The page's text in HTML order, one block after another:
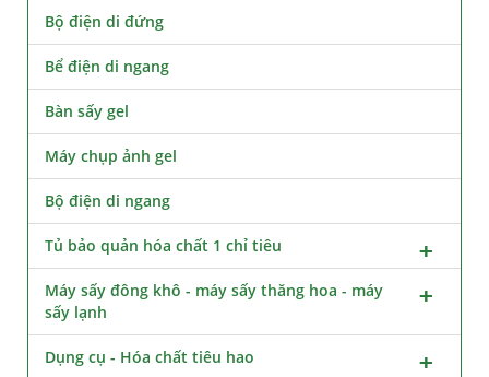
Bộ điện di đứng
Bể điện di ngang
Bàn sấy gel
Máy chụp ảnh gel
Bộ điện di ngang
Tủ bảo quản hóa chất 1 chỉ tiêu
Máy sấy đông khô - máy sấy thăng hoa - máy
sấy lạnh
Dụng cụ - Hóa chất tiêu hao